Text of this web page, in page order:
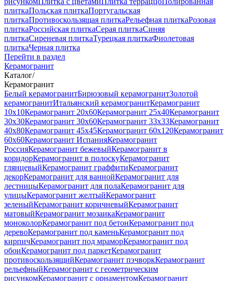
плиткаПольская плиткаПортугальская
плиткаПротивоскользящая плиткаРельефная плиткаРозовая
плиткаРоссийская плиткаСерая плиткаСиняя
плиткаСиреневая плиткаТурецкая плиткаФиолетовая
плиткаЧерная плитка
Перейти в раздел
Керамогранит
Каталог/
Керамогранит
Белый керамогранитБирюзовый керамогранитЗолотой
керамогранитИтальянский керамогранитКерамогранит
10x10Керамогранит 20x60Керамогранит 25x40Керамогранит
30x30Керамогранит 30x60Керамогранит 33x33Керамогранит
40x80Керамогранит 45x45Керамогранит 60x120Керамогранит
60x60Керамогранит ИспанияКерамогранит
РоссияКерамогранит бежевыйКерамогранит в
коридорКерамогранит в полоскуКерамогранит
глянцевыйКерамогранит граффитиКерамогранит
декорКерамогранит для ваннойКерамогранит для
лестницыКерамогранит для полаКерамогранит для
улицыКерамогранит желтыйКерамогранит
зеленыйКерамогранит коричневыйКерамогранит
матовыйКерамогранит мозаикаКерамогранит
моноколорКерамогранит под бетонКерамогранит под
деревоКерамогранит под каменьКерамогранит под
кирпичКерамогранит под мраморКерамогранит под
обоиКерамогранит под паркетКерамогранит
противоскользящийКерамогранит пэчворкКерамогранит
рельефныйКерамогранит с геометрическим
рисункомКерамогранит с орнаментомКерамогранит